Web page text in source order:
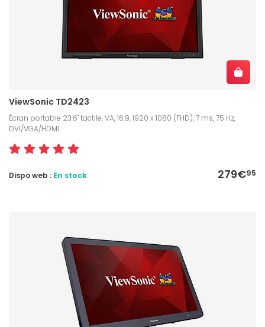
ViewSonic TD2423
Écran portable 23.6" tactile, VA, 16:9, 1920 x 1080 (FHD), 7 ms, 75 Hz,
DVI/VGA/HDMI
279€95
Dispo web : En stock